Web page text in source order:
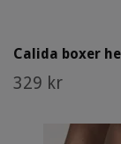
Calida boxer
329 kr